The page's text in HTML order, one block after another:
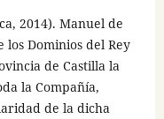
2014). Manuel de
Dominios del Rey
de Castilla la
la Compañía,
de la dicha